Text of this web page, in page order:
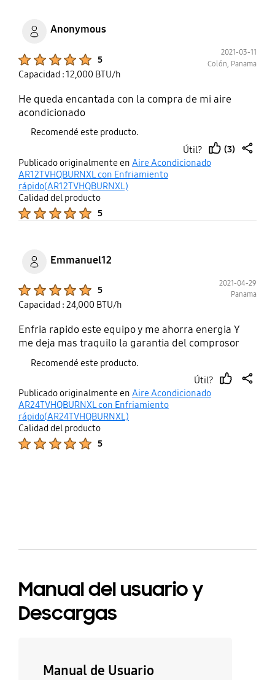
Anonymous
5
2021-03-11
Colón, Panama
Capacidad : 12,000 BTU/h
He queda encantada con la compra de mi aire
acondicionado
Recomendé este producto.
Útil?
thumb
(3)
Publicado originalmente en Aire Acondicionado
AR12TVHQBURNXL con Enfriamiento
rápido(AR12TVHQBURNXL)
Calidad del producto
5
Emmanuel12
5
2021-04-29
Panama
Capacidad : 24,000 BTU/h
Enfria rapido este equipo y me ahorra energia Y
me deja mas traquilo la garantia del comprosor
Recomendé este producto.
Útil?
Publicado originalmente en Aire Acondicionado
AR24TVHQBURNXL con Enfriamiento
rápido(AR24TVHQBURNXL)
Calidad del producto
5
Manual del usuario y
Descargas
Manual de Usuario